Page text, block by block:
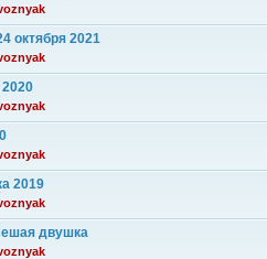
октября 2021
2019
двушка